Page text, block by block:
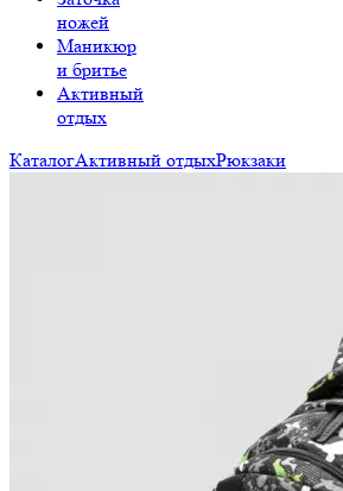
ножей
Маникюр
и бритье
Активный
отдых
КаталогАктивный отдыхРюкзаки